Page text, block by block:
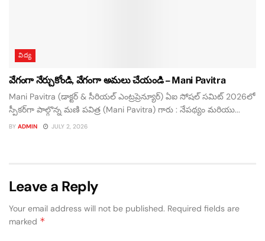
విద్య
వేగంగా నేర్చుకోండి, వేగంగా అమలు చేయండి – Mani Pavitra
Mani Pavitra (డాక్టర్ & సీరియల్ ఎంట్రప్రెన్యూర్) ఏఐ సోషల్ సమిట్ 2026లో
స్పీకర్‌గా పాల్గొన్న మణి పవిత్ర (Mani Pavitra) గారు : నేపథ్యం మరియు...
BY ADMIN JULY 2, 2026
Leave a Reply
Your email address will not be published. Required fields are
marked *